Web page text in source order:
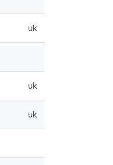
uk
uk
uk